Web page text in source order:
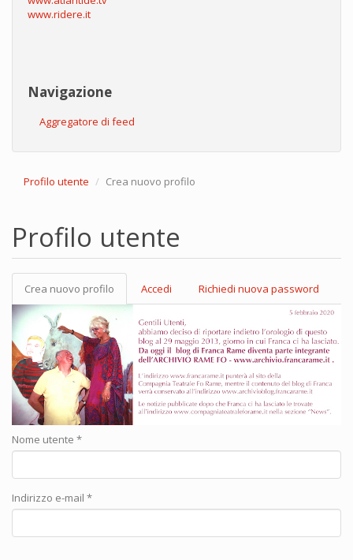
www.ridere.it
Navigazione
Aggregatore di feed
Profilo utente Crea nuovo profilo
Profilo utente
Schede primarie
Crea nuovo profilo (scheda
attiva)
Accedi Richiedi nuova password
Nome utente *
Indirizzo e-mail *